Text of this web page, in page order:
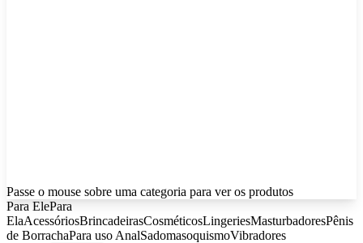
Passe o mouse sobre uma categoria para ver os produtos
Para ElePara
ElaAcessóriosBrincadeirasCosméticosLingeriesMasturbadoresPênis
de BorrachaPara uso AnalSadomasoquismoVibradores